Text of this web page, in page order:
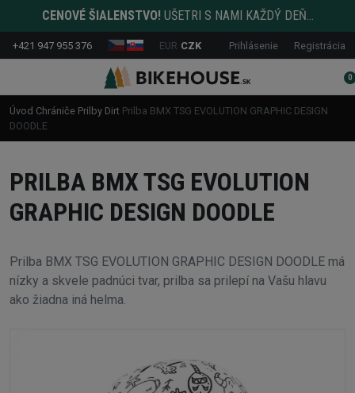
CENOVÉ ŠIALENSTVO! UŠETRI S NAMI KAŽDÝ DEŇ...
+421 947 955 376 EUR CZK Prihlásenie Registrácia
0
Úvod Chrániče Prilby Dirt Prilba BMX TSG EVOLUTION GRAPHIC DESIGN
DOODLE
PRILBA BMX TSG EVOLUTION
GRAPHIC DESIGN DOODLE
Prilba BMX TSG EVOLUTION GRAPHIC DESIGN DOODLE má
nízky a skvele padnúci tvar, prilba sa prilepí na Vašu hlavu
ako žiadna iná helma.